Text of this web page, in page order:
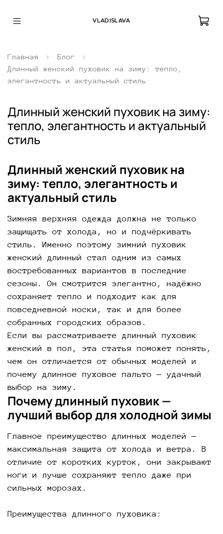
VLADISLAVA
Главная
Блог
Длинный женский пуховик на зиму: тепло,
элегантность и актуальный стиль
Длинный женский пуховик на зиму:
тепло, элегантность и актуальный
стиль
Длинный женский пуховик на
зиму: тепло, элегантность и
актуальный стиль
Зимняя верхняя одежда должна не только
защищать от холода, но и подчёркивать
стиль. Именно поэтому зимний пуховик
женский длинный стал одним из самых
востребованных вариантов в последние
сезоны. Он смотрится элегантно, надёжно
сохраняет тепло и подходит как для
повседневной носки, так и для более
собранных городских образов.
Если вы рассматриваете длинный пуховик
женский в пол, эта статья поможет понять,
чем он отличается от обычных моделей и
почему длинное пуховое пальто — удачный
выбор на зиму.
Почему длинный пуховик —
лучший выбор для холодной зимы
Главное преимущество длинных моделей —
максимальная защита от холода и ветра. В
отличие от коротких курток, они закрывают
ноги и лучше сохраняют тепло даже при
сильных морозах.
Преимущества длинного пуховика: